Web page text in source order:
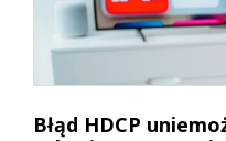
Błąd HDCP